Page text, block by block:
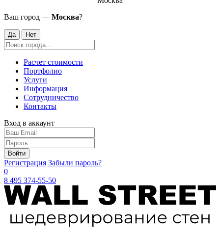
Ваш город — Москва?
Да Нет
Расчет стоимости
Портфолио
Услуги
Информация
Сотрудничество
Контакты
Вход в аккаунт
Войти
Регистрация Забыли пароль?
0
8 495 374-55-50